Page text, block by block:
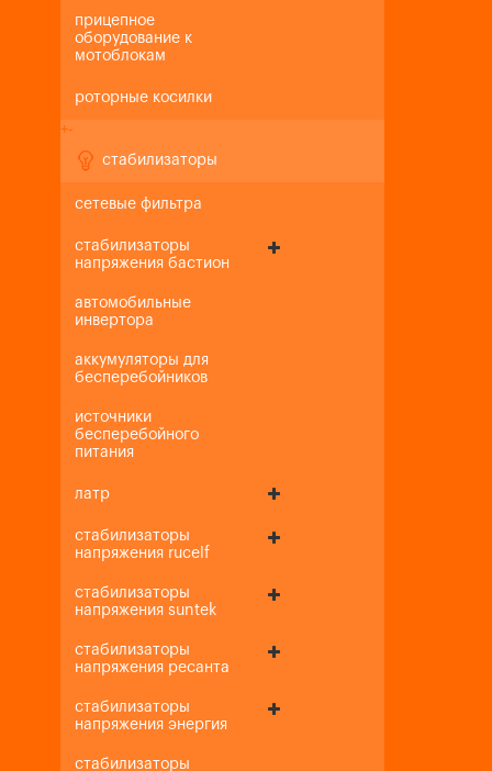
прицепное
оборудование к
мотоблокам
роторные косилки
+-
стабилизаторы
сетевые фильтра
стабилизаторы
напряжения бастион
автомобильные
инвертора
аккумуляторы для
бесперебойников
источники
бесперебойного
питания
латр
стабилизаторы
напряжения rucelf
стабилизаторы
напряжения suntek
стабилизаторы
напряжения ресанта
стабилизаторы
напряжения энергия
стабилизаторы